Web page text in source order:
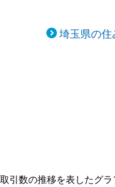
埼玉県の
引数の推移を表したグラ